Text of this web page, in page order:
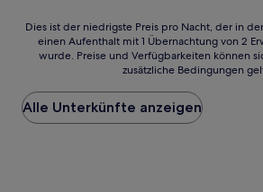
Dies
der
Preis
pro
Nacht,
Dies ist der niedrigste Preis pro Nacht, der in
einen Aufenthalt mit 1 Übernachtung von 2
wurde. Preise und Verfügbarkeiten können
zusätzliche Bedingungen
Alle Unterkünfte anzeigen